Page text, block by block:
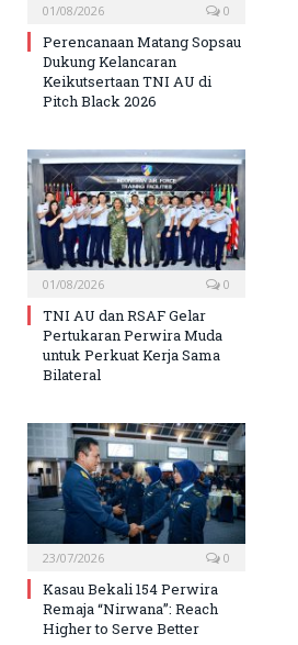
01/08/2026 0
Perencanaan Matang Sopsau
Dukung Kelancaran
Keikutsertaan TNI AU di
Pitch Black 2026
01/08/2026 0
TNI AU dan RSAF Gelar
Pertukaran Perwira Muda
untuk Perkuat Kerja Sama
Bilateral
23/07/2026 0
Kasau Bekali 154 Perwira
Remaja “Nirwana”: Reach
Higher to Serve Better